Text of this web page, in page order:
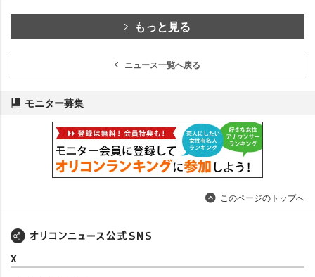
もっと見る
ニュース一覧へ戻る
モニター募集
このページのトップへ
X